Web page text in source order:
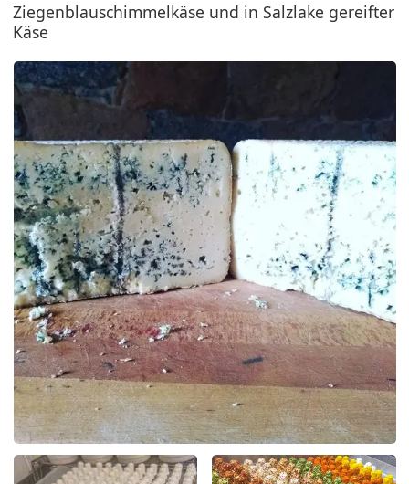
Ziegenblauschimmelkäse und in Salzlake gereifter
Käse